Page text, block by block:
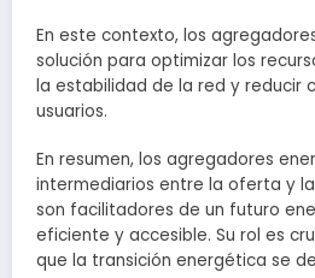
En este contexto, los
solución para optimizar los
la estabilidad de la red y reducir
usuarios.
En resumen, los agregadores
intermediarios entre la oferta y
son facilitadores de un futuro
eficiente y accesible. Su rol es
que la transición energética se